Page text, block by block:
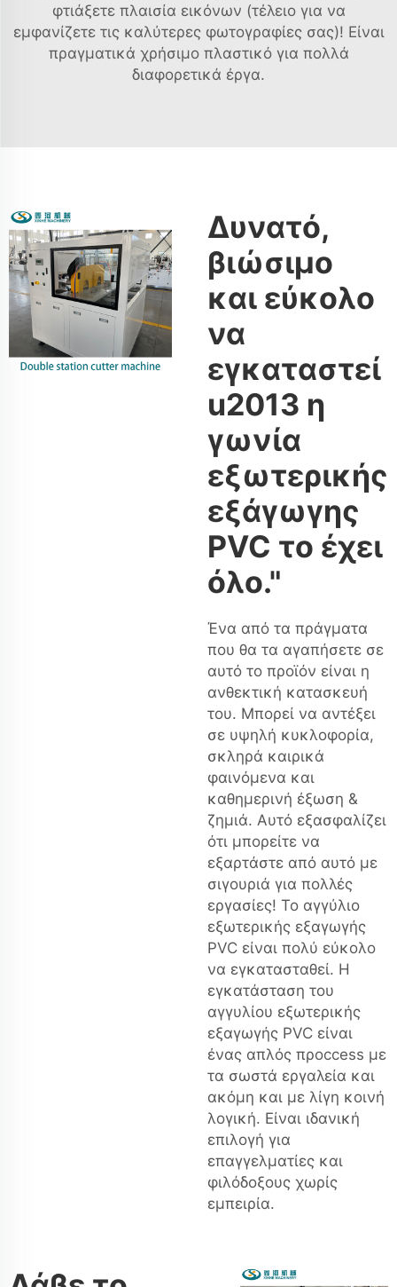
φτιάξετε πλαισία εικόνων (τέλειο για να
εμφανίζετε τις καλύτερες φωτογραφίες σας)! Είναι
πραγματικά χρήσιμο πλαστικό για πολλά
διαφορετικά έργα.
Δυνατό,
βιώσιμο
και εύκολο
να
εγκαταστεί
u2013 η
γωνία
εξωτερικής
εξάγωγης
PVC το έχει
όλο."
Ένα από τα πράγματα
που θα τα αγαπήσετε σε
αυτό το προϊόν είναι η
ανθεκτική κατασκευή
του. Μπορεί να αντέξει
σε υψηλή κυκλοφορία,
σκληρά καιρικά
φαινόμενα και
καθημερινή έξωση &
ζημιά. Αυτό εξασφαλίζει
ότι μπορείτε να
εξαρτάστε από αυτό με
σιγουριά για πολλές
εργασίες! Το αγγύλιο
εξωτερικής εξαγωγής
PVC είναι πολύ εύκολο
να εγκατασταθεί. Η
εγκατάσταση του
αγγυλίου εξωτερικής
εξαγωγής PVC είναι
ένας απλός προccess με
τα σωστά εργαλεία και
ακόμη και με λίγη κοινή
λογική. Είναι ιδανική
επιλογή για
επαγγελματίες και
φιλόδοξους χωρίς
εμπειρία.